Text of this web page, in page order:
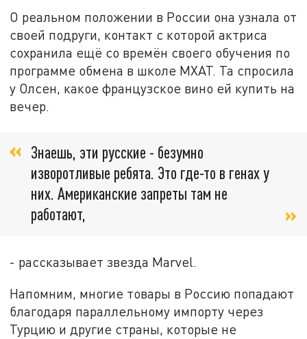
О реальном положении в России она узнала от
своей подруги, контакт с которой актриса
сохранила ещё со времён своего обучения по
программе обмена в школе МХАТ. Та спросила
у Олсен, какое французское вино ей купить на
вечер.
Знаешь, эти русские - безумно
изворотливые ребята. Это где-то в генах у
них. Американские запреты там не
работают,
- рассказывает звезда Marvel.
Напомним, многие товары в Россию попадают
благодаря параллельному импорту через
Турцию и другие страны, которые не